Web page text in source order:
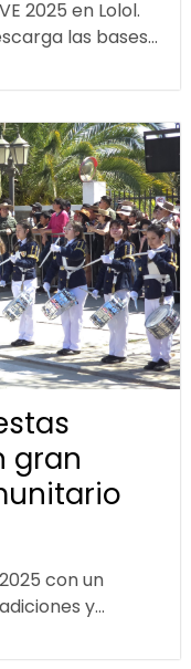
2025 en Lolol.
las bases...
gran
con un
y...